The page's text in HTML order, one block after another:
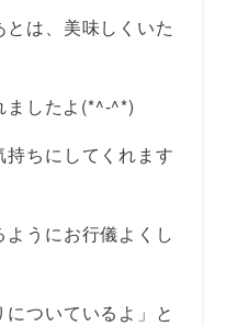
とは、美味しくいた
ましたよ(*^-^*)
ちにしてくれます
うにお行儀よくし
についているよ」と